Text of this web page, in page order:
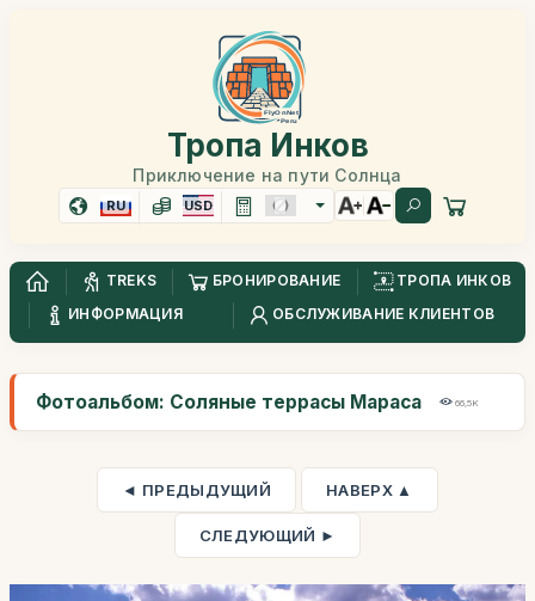
Тропа Инков
Приключение на пути Солнца
RU USD
TREKS БРОНИРОВАНИЕ
ТРОПА ИНКОВ
ИНФОРМАЦИЯ
ОБСЛУЖИВАНИЕ КЛИЕНТОВ
Фотоальбом: Соляные террасы Мараса 66,5K
◄ ПРЕДЫДУЩИЙ НАВЕРХ ▲
СЛЕДУЮЩИЙ ►